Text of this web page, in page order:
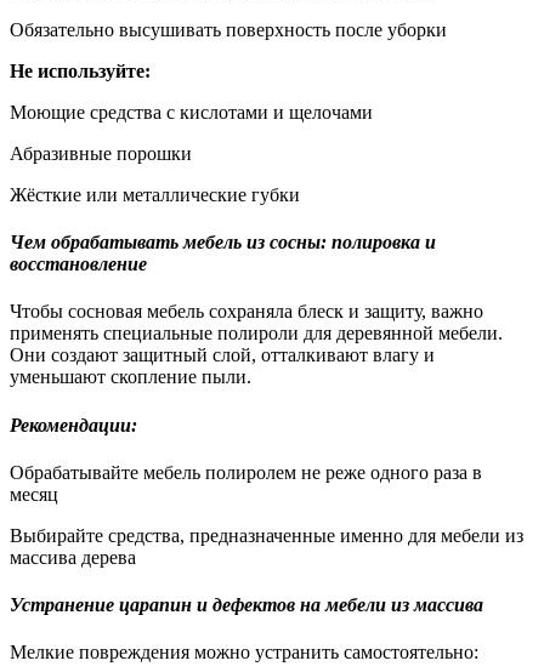
Обязательно высушивать поверхность после уборки
Не используйте:
Моющие средства с кислотами и щелочами
Абразивные порошки
Жёсткие или металлические губки
Чем обрабатывать мебель из сосны: полировка и
восстановление
Чтобы сосновая мебель сохраняла блеск и защиту, важно
применять специальные полироли для деревянной мебели.
Они создают защитный слой, отталкивают влагу и
уменьшают скопление пыли.
Рекомендации:
Обрабатывайте мебель полиролем не реже одного раза в
месяц
Выбирайте средства, предназначенные именно для мебели из
массива дерева
Устранение царапин и дефектов на мебели из массива
Мелкие повреждения можно устранить самостоятельно: